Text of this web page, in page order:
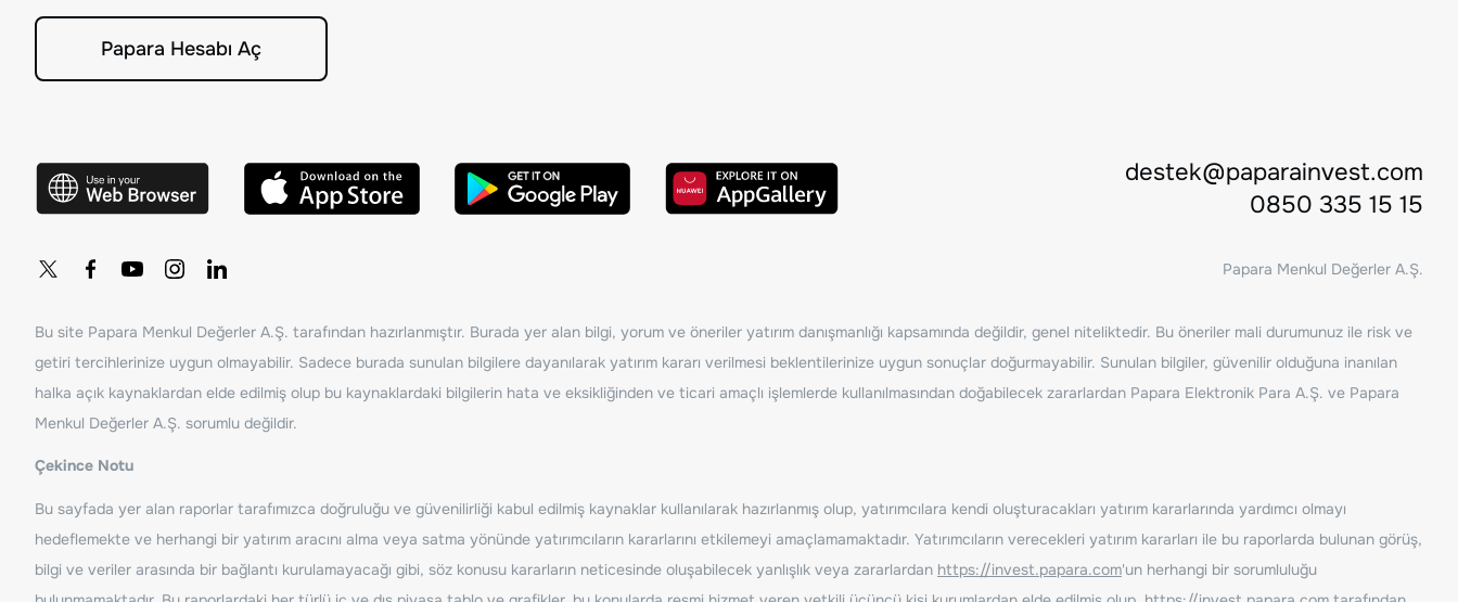
Papara Hesabı Aç
destek@paparainvest.com
0850 335 15 15
Papara Menkul Değerler A.Ş.
Bu site Papara Menkul Değerler A.Ş. tarafından hazırlanmıştır. Burada yer alan bilgi, yorum ve öneriler yatırım danışmanlığı kapsamında değildir, genel niteliktedir. Bu öneriler mali durumunuz ile risk ve
getiri tercihlerinize uygun olmayabilir. Sadece burada sunulan bilgilere dayanılarak yatırım kararı verilmesi beklentilerinize uygun sonuçlar doğurmayabilir. Sunulan bilgiler, güvenilir olduğuna inanılan
halka açık kaynaklardan elde edilmiş olup bu kaynaklardaki bilgilerin hata ve eksikliğinden ve ticari amaçlı işlemlerde kullanılmasından doğabilecek zararlardan Papara Elektronik Para A.Ş. ve Papara
Menkul Değerler A.Ş. sorumlu değildir.
Çekince Notu
Bu sayfada yer alan raporlar tarafımızca doğruluğu ve güvenilirliği kabul edilmiş kaynaklar kullanılarak hazırlanmış olup, yatırımcılara kendi oluşturacakları yatırım kararlarında yardımcı olmayı
hedeflemekte ve herhangi bir yatırım aracını alma veya satma yönünde yatırımcıların kararlarını etkilemeyi amaçlamamaktadır. Yatırımcıların verecekleri yatırım kararları ile bu raporlarda bulunan görüş,
bilgi ve veriler arasında bir bağlantı kurulamayacağı gibi, söz konusu kararların neticesinde oluşabilecek yanlışlık veya zararlardan https://invest.papara.com'un herhangi bir sorumluluğu